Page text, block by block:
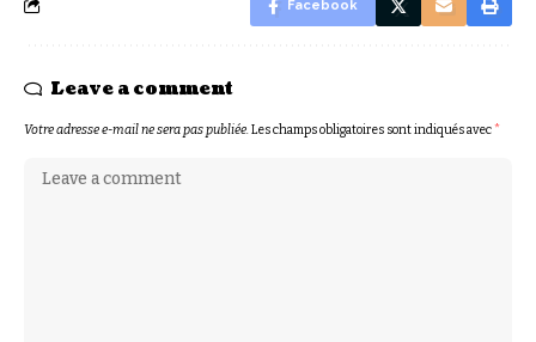
Facebook
Leave a comment
Votre adresse e-mail ne sera pas publiée.Les champs obligatoires sont indiqués avec*